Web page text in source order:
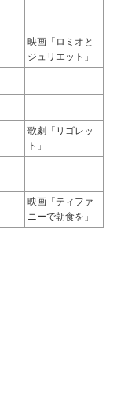
映画「ロミオと
ジュリエット」
歌劇「リゴレッ
ト」
映画「ティファ
ニーで朝食を」